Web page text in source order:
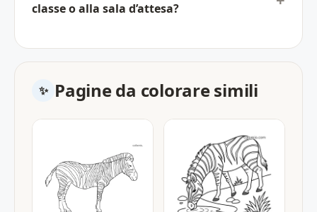
classe o alla sala d’attesa?
Pagine da colorare simili